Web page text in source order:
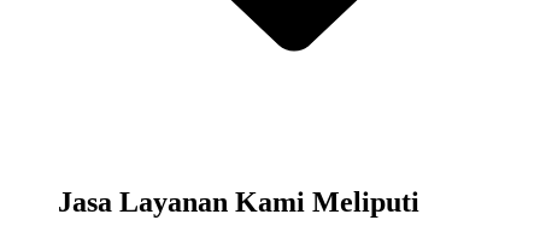
Jasa Layanan Kami Meliputi